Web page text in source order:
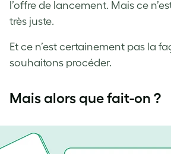
l’offre de lancement. Mais ce
très juste.
Et ce n’est certainement pas la
souhaitons procéder.
Mais alors que fait-on ?